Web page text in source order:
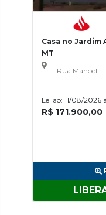
Casa no Jardim
MT
Rua Manoel
Leilão: 11/08/2026
R$ 171.900,00